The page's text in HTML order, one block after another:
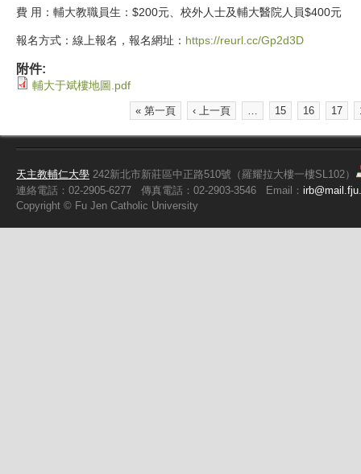
費 用：輔大教職員生：$200元、校外人士及輔大醫院人員$400元
報名方式：線上報名，報名網址： https://reurl.cc/Gp2d3D
附件:
輔大于斌樓地圖.pdf
« 第一頁 ‹ 上一頁 … 15 16 17
天主教輔仁大學 242新北市新莊區中正路510號（羅耀拉大樓一樓SL102）
連絡電話：02-2905-6277
傳真電話：02-2903-3546 Email：
Copyright © Fu Jen Catholic University